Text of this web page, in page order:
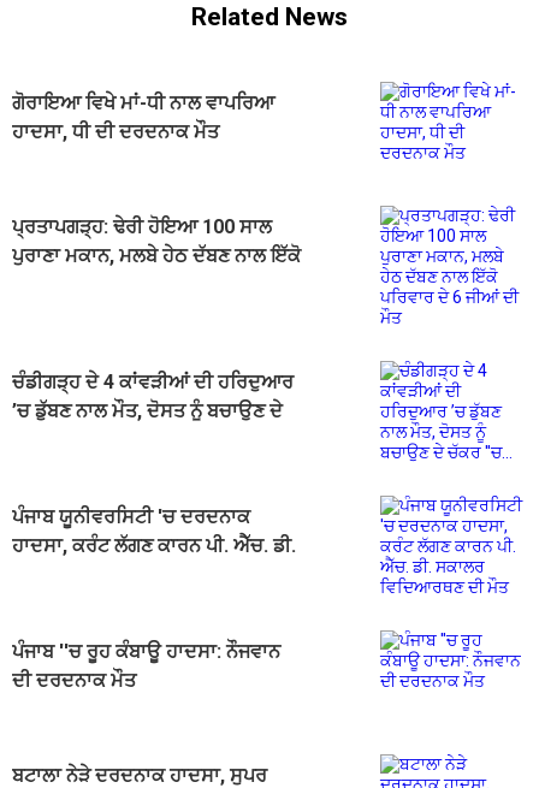
Related News
ਗੋਰਾਇਆ ਵਿਖੇ ਮਾਂ-ਧੀ ਨਾਲ ਵਾਪਰਿਆ
ਹਾਦਸਾ, ਧੀ ਦੀ ਦਰਦਨਾਕ ਮੌਤ
ਪ੍ਰਤਾਪਗੜ੍ਹ: ਢੇਰੀ ਹੋਇਆ 100 ਸਾਲ
ਪੁਰਾਣਾ ਮਕਾਨ, ਮਲਬੇ ਹੇਠ ਦੱਬਣ ਨਾਲ ਇੱਕੋ
ਚੰਡੀਗੜ੍ਹ ਦੇ 4 ਕਾਂਵੜੀਆਂ ਦੀ ਹਰਿਦੁਆਰ
’ਚ ਡੁੱਬਣ ਨਾਲ ਮੌਤ, ਦੋਸਤ ਨੂੰ ਬਚਾਉਣ ਦੇ
ਪੰਜਾਬ ਯੂਨੀਵਰਸਿਟੀ 'ਚ ਦਰਦਨਾਕ
ਹਾਦਸਾ, ਕਰੰਟ ਲੱਗਣ ਕਾਰਨ ਪੀ. ਐੱਚ. ਡੀ.
ਪੰਜਾਬ ''ਚ ਰੂਹ ਕੰਬਾਊ ਹਾਦਸਾ: ਨੌਜਵਾਨ
ਦੀ ਦਰਦਨਾਕ ਮੌਤ
ਬਟਾਲਾ ਨੇੜੇ ਦਰਦਨਾਕ ਹਾਦਸਾ, ਸੁਪਰ